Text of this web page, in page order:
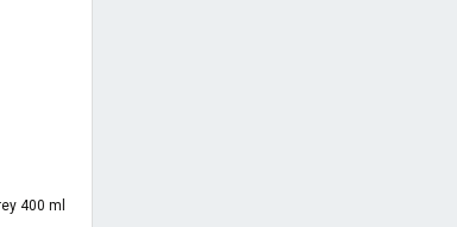
400 ml